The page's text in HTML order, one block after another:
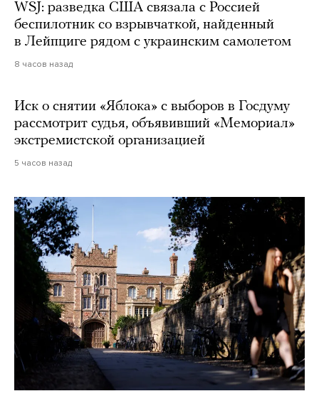
WSJ: разведка США связала с Россией
беспилотник со взрывчаткой, найденный
в Лейпциге рядом с украинским самолетом
8 часов назад
Иск о снятии «Яблока» с выборов в Госдуму
рассмотрит судья, объявивший «Мемориал»
экстремистской организацией
5 часов назад